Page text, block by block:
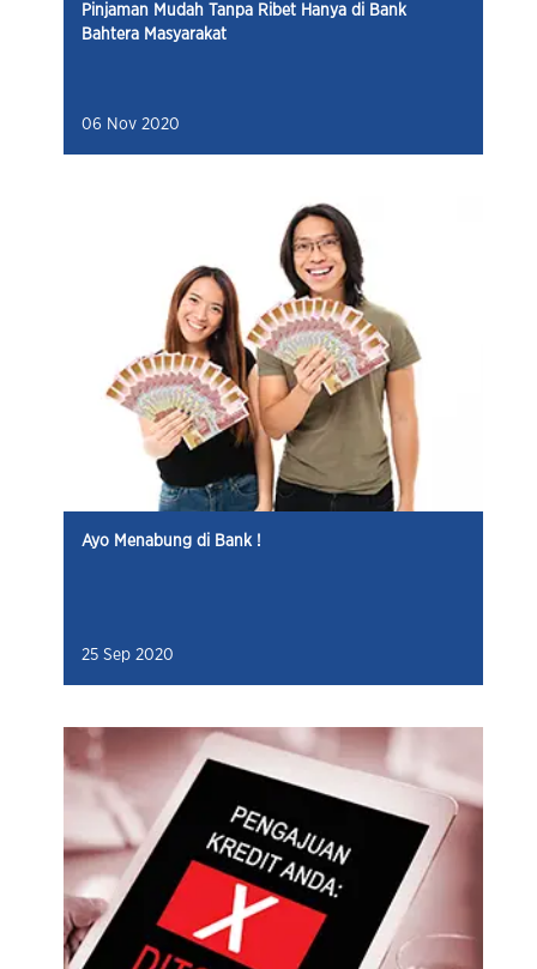
Pinjaman Mudah Tanpa Ribet Hanya di Bank
Bahtera Masyarakat
06 Nov 2020
Ayo Menabung di Bank !
25 Sep 2020